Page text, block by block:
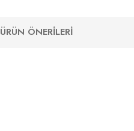
ÜRÜN ÖNERILERI